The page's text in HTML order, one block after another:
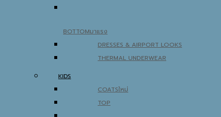
BOTTOM
DRESSES & AIRPORT LOOKS
THERMAL UNDERWEAR
KIDS
COATS
TOP